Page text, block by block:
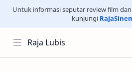
Untuk informasi seputar review film
kunjungi
Raja Lubis